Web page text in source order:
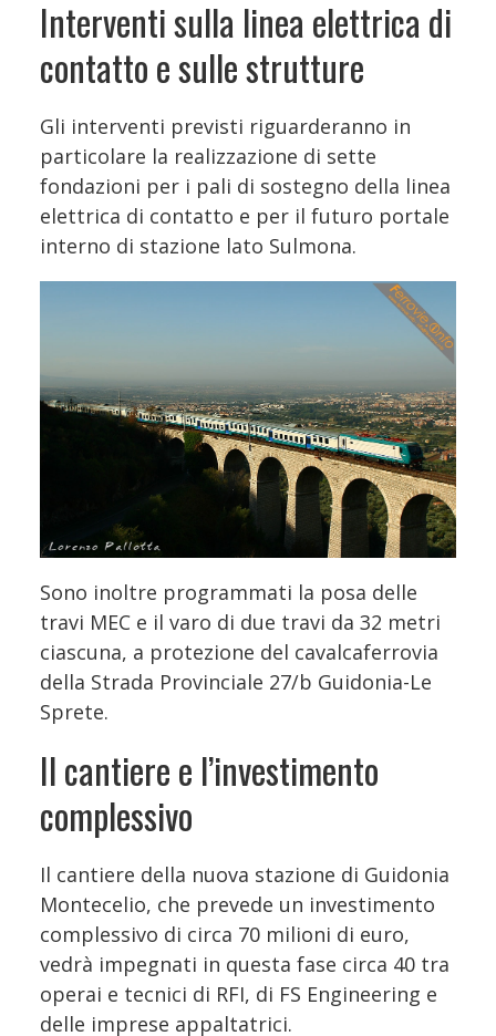
Interventi sulla linea elettrica di
contatto e sulle strutture
Gli interventi previsti riguarderanno in
particolare la realizzazione di sette
fondazioni per i pali di sostegno della linea
elettrica di contatto e per il futuro portale
interno di stazione lato Sulmona.
Sono inoltre programmati la posa delle
travi MEC e il varo di due travi da 32 metri
ciascuna, a protezione del cavalcaferrovia
della Strada Provinciale 27/b Guidonia-Le
Sprete.
Il cantiere e l’investimento
complessivo
Il cantiere della nuova stazione di Guidonia
Montecelio, che prevede un investimento
complessivo di circa 70 milioni di euro,
vedrà impegnati in questa fase circa 40 tra
operai e tecnici di RFI, di FS Engineering e
delle imprese appaltatrici.